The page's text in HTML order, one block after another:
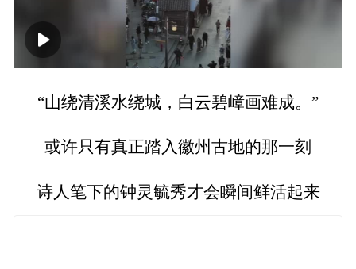
00:00
“山绕清溪水绕城，白云碧嶂画难成。”
或许只有真正踏入徽州古地的那一刻
诗人笔下的钟灵毓秀才会瞬间鲜活起来